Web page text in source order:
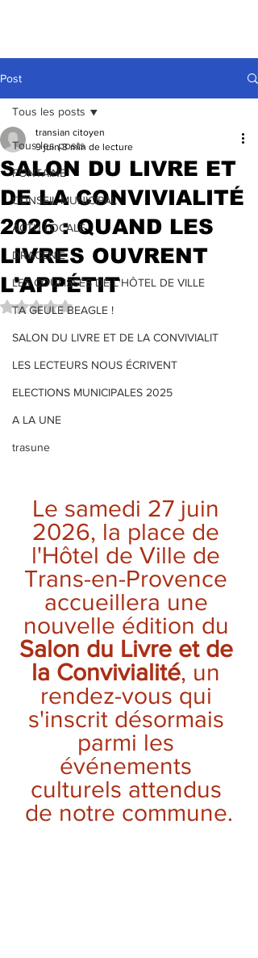
Post
Tous les posts
FONTAINE
CONSEIL MUNICIPAL
ACTU LOCALE
DRACENIE
LES COULISSES DE L'HÔTEL DE VILLE
TA GEULE BEAGLE !
SALON DU LIVRE ET DE LA CONVIVIALIT
LES LECTEURS NOUS ÉCRIVENT
ELECTIONS MUNICIPALES 2025
A LA UNE
trasune
Tous les posts
SALON DU LIVRE ET
DE LA CONVIVIALITÉ
2026 : QUAND LES
LIVRES OUVRENT
L'APPÉTIT
transian citoyen
9 juin 3 min de lecture
Noté NaN étoiles sur 5.
Le samedi 27 juin
2026, la place de
l'Hôtel de Ville de
Trans-en-Provence
accueillera une
nouvelle édition du
Salon du Livre et de
la Convivialité, un
rendez-vous qui
s'inscrit désormais
parmi les
événements
culturels attendus
de notre commune.